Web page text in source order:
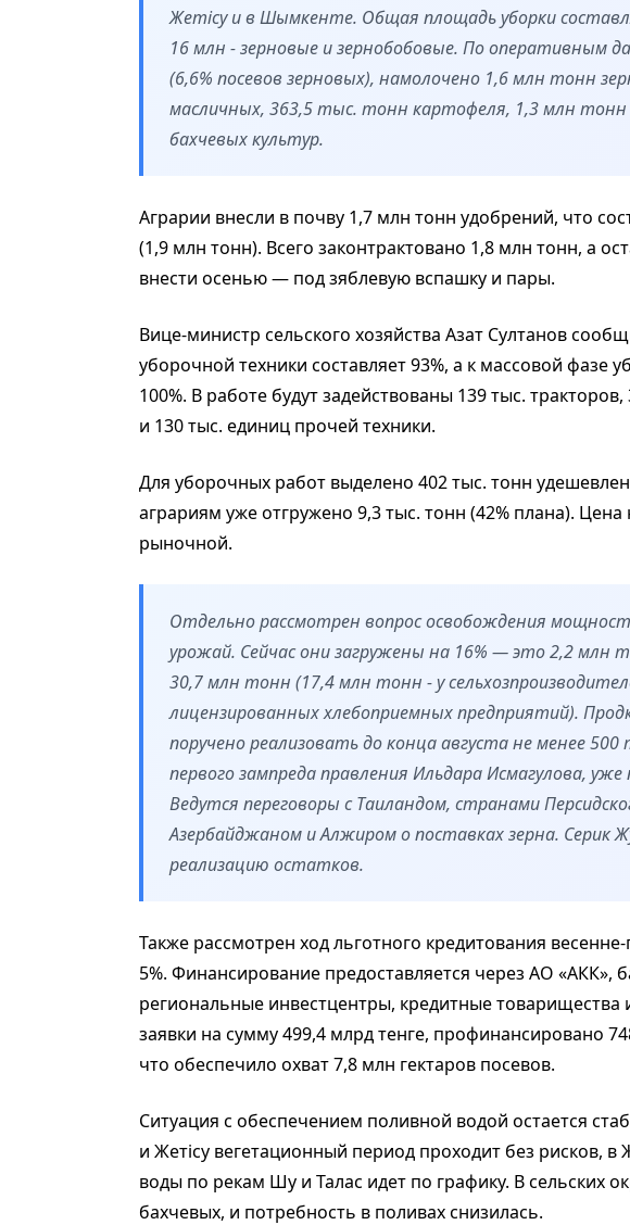
Жетісу и в Шымкенте. Общая площадь уборки
16 млн - зерновые и зернобобовые. По оперативным
(6,6% посевов зерновых), намолочено 1,6 млн тонн
масличных, 363,5 тыс. тонн картофеля, 1,3 млн
бахчевых культур.
Аграрии внесли в почву 1,7 млн тонн удобрений, что
(1,9 млн тонн). Всего законтрактовано 1,8 млн тонн, а
внести осенью — под зяблевую вспашку и пары.
Вице-министр сельского хозяйства Азат Султанов
уборочной техники составляет 93%, а к массовой фазе
100%. В работе будут задействованы 139 тыс.
и 130 тыс. единиц прочей техники.
Для уборочных работ выделено 402 тыс. тонн
аграриям уже отгружено 9,3 тыс. тонн (42% плана).
рыночной.
Отдельно рассмотрен вопрос освобождения
урожай. Сейчас они загружены на 16% — это 2,2 млн
30,7 млн тонн (17,4 млн тонн - у
лицензированных хлебоприемных предприятий).
поручено реализовать до конца августа не менее
первого зампреда правления Ильдара Исмагулова,
Ведутся переговоры с Таиландом, странами
Азербайджаном и Алжиром о поставках зерна. Серик
реализацию остатков.
Также рассмотрен ход льготного кредитования
5%. Финансирование предоставляется через АО «АКК»,
региональные инвестцентры, кредитные товарищества
заявки на сумму 499,4 млрд тенге, профинансировано
что обеспечило охват 7,8 млн гектаров посевов.
Ситуация с обеспечением поливной водой остается
и Жетісу вегетационный период проходит без рисков,
воды по рекам Шу и Талас идет по графику. В сельских
бахчевых, и потребность в поливах снизилась.